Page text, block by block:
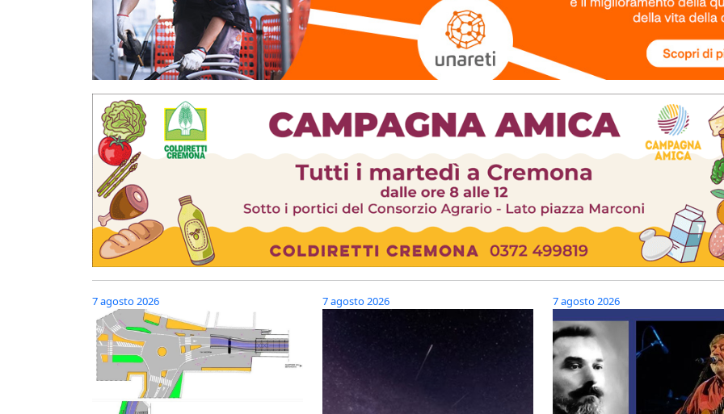
7 agosto 2026 7 agosto 2026 7 agosto 2026